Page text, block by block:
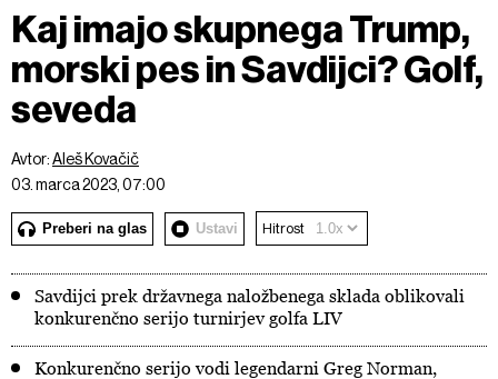
Kaj imajo skupnega Trump,
morski pes in Savdijci? Golf,
seveda
Avtor:Aleš Kovačič
03. marca 2023, 07:00
Preberi na glas Ustavi Hitrost
Savdijci prek državnega naložbenega sklada oblikovali
konkurenčno serijo turnirjev golfa LIV
Konkurenčno serijo vodi legendarni Greg Norman,